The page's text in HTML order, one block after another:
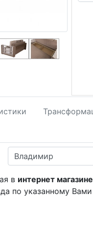
в интернет магазине
по указанному